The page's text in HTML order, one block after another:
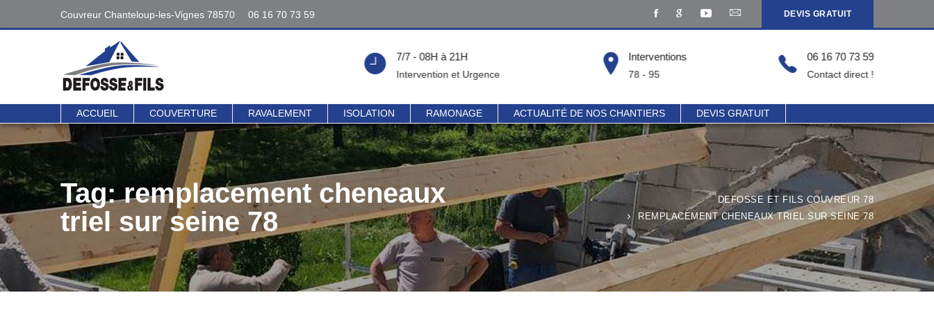
Couvreur Chanteloup-les-Vignes 78570 06 16 70 73 59 DEVIS GRATUIT
Interventions
78 - 95
7/7 - 08H à 21H
Intervention et Urgence
Interventions
78 - 95
06 16 70 73 59
Contact direct !
ACCUEIL COUVERTURE RAVALEMENT ISOLATION RAMONAGE ACTUALITÉ DE NOS CHANTIERS DEVIS GRATUIT
Tag: remplacement cheneaux
triel sur seine 78
DEFOSSE ET FILS COUVREUR 78
REMPLACEMENT CHENEAUX TRIEL SUR SEINE 78